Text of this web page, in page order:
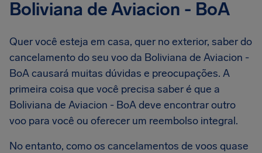
Boliviana de Aviacion - BoA
Quer você esteja em casa, quer no exterior, saber do
cancelamento do seu voo da Boliviana de Aviacion -
BoA causará muitas dúvidas e preocupações. A
primeira coisa que você precisa saber é que a
Boliviana de Aviacion - BoA deve encontrar outro
voo para você ou oferecer um reembolso integral.
No entanto, como os cancelamentos de voos quase